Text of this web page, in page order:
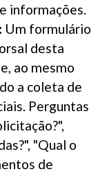
informações.
Um formulário
desta
ao mesmo
a coleta de
Perguntas
"Qual o
de